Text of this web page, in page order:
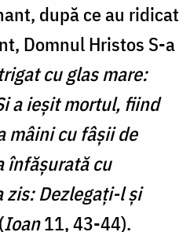
după ce au ridicat
Domnul Hristos S-a
cu glas mare:
a ieșit mortul, fiind
mâini cu fâșii de
înfășurată cu
zis: Dezlegați-l și
Ioan11, 43-44).